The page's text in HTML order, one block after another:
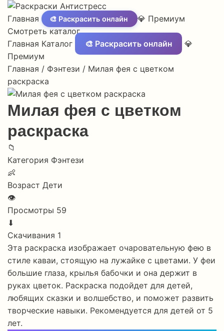
Главная 🎨 Раскрасить онлайн
💎 Премиум
Смотреть каталог
Главная Каталог 🎨 Раскрасить онлайн
💎
Премиум
Главная / Фэнтези / Милая фея с цветком
раскраска
Милая фея с цветком
раскраска
📁
Категория Фэнтези
👶
Возраст Дети
👁
Просмотры 59
⬇
Скачивания 1
Эта раскраска изображает очаровательную фею в
стиле каваи, стоящую на лужайке с цветами. У феи
большие глаза, крылья бабочки и она держит в
руках цветок. Раскраска подойдет для детей,
любящих сказки и волшебство, и поможет развить
творческие навыки. Рекомендуется для детей от 5
лет.